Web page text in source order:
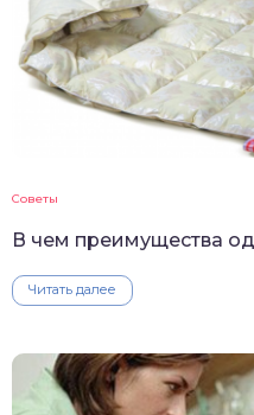
Советы
В чем преимущества
Читать далее